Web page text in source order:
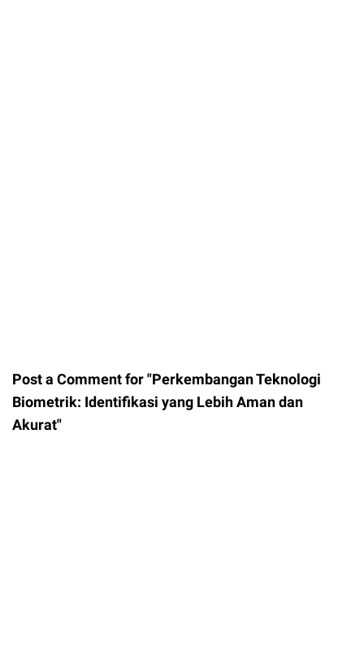
Post a Comment for "Perkembangan Teknologi
Biometrik: Identifikasi yang Lebih Aman dan
Akurat"